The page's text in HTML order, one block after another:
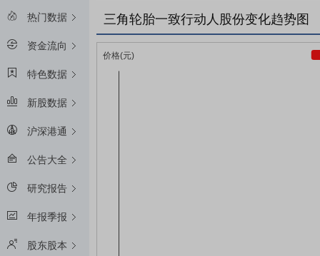
热门数据
资金流向
特色数据
新股数据
沪深港通
公告大全
研究报告
年报季报
股东股本
三角轮胎一致行动人股份变化趋势图